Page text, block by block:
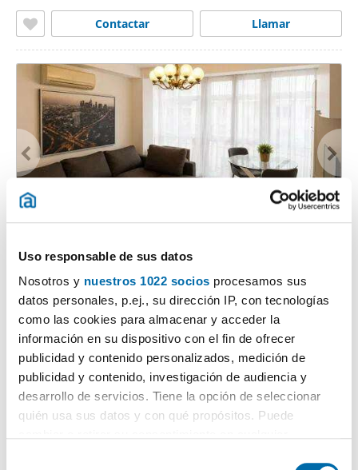
Uso responsable de sus datos
Nosotros y nuestros 1022 socios procesamos sus
datos personales, p.ej., su dirección IP, con tecnologías
como las cookies para almacenar y acceder la
información en su dispositivo con el fin de ofrecer
publicidad y contenido personalizados, medición de
publicidad y contenido, investigación de audiencia y
desarrollo de servicios. Tiene la opción de seleccionar
quién usa sus datos y con qué propósitos. Puede
Llamar
Contactar
2.090€
100m2 3 Hab 1 Baño
Avenida Del Doctor Marañón, 27, Palma - Palmilla, Arroyo de los
Ángeles, Málaga
Llamar
Contactar